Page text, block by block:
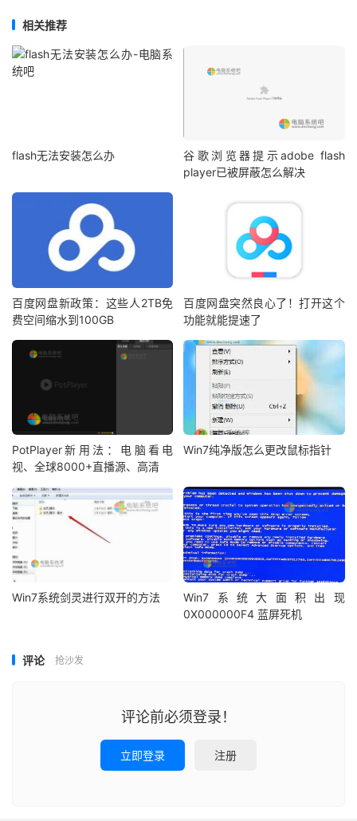
相关推荐
flash无法安装怎么办
谷歌浏览器提示adobe flash
player已被屏蔽怎么解决
百度网盘新政策：这些人2TB免
费空间缩水到100GB
百度网盘突然良心了！打开这个
功能就能提速了
PotPlayer新用法：电脑看电
视、全球8000+直播源、高清
Win7纯净版怎么更改鼠标指针
Win7系统剑灵进行双开的方法
Win7系统大面积出现
0X000000F4 蓝屏死机
评论 抢沙发
评论前必须登录！
立即登录 注册